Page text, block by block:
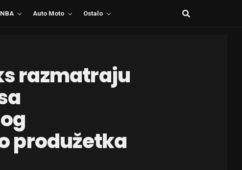
NBA Auto Moto Ostalo
razmatraju
produžetka